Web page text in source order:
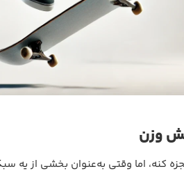
وزن
کنه، اما وقتی به‌عنوان بخشی از یه